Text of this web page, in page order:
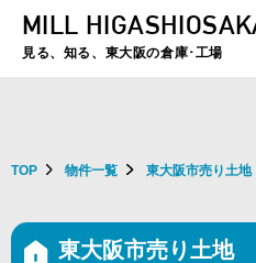
夏季休暇のお知らせ：2026年8月8日(
MILL
見る、知る、東大阪の倉庫･工場
TOP 物件一覧 東大阪市売り土地
東大阪市売り土地